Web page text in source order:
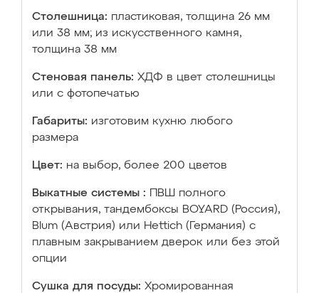
Столешница: пластиковая, толщина 26 мм
или 38 мм; из искусственного камня,
толщина 38 мм
Стеновая панель: ХДФ в цвет столешницы
или с фотопечатью
Габариты: изготовим кухню любого
размера
Цвет: на выбор, более 200 цветов
Выкатные системы :
ПВШ полного
открывания, тандембоксы BOYARD (Россия),
Blum (Австрия) или Hettich (Германия) с
плавным закрыванием дверок или без этой
опции
Сушка для посуды: Хромированная